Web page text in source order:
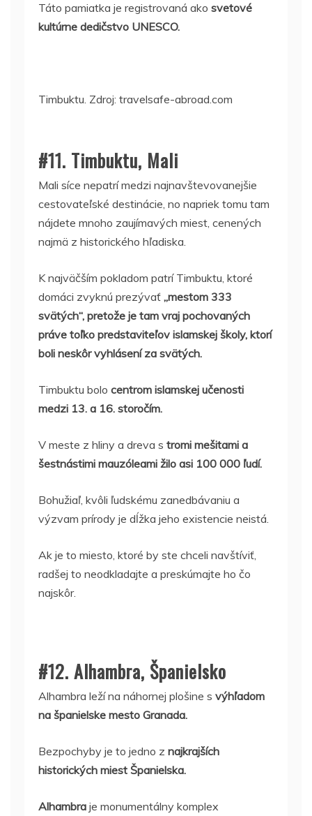
Táto pamiatka je registrovaná ako svetové
kultúrne dedičstvo UNESCO.
Timbuktu. Zdroj: travelsafe-abroad.com
#11. Timbuktu, Mali
Mali síce nepatrí medzi najnavštevovanejšie
cestovateľské destinácie, no napriek tomu tam
nájdete mnoho zaujímavých miest, cenených
najmä z historického hľadiska.
K najväčším pokladom patrí Timbuktu, ktoré
domáci zvyknú prezývať „mestom 333
svätých“, pretože je tam vraj pochovaných
práve toľko predstaviteľov islamskej školy, ktorí
boli neskôr vyhlásení za svätých.
Timbuktu bolo centrom islamskej učenosti
medzi 13. a 16. storočím.
V meste z hliny a dreva s tromi mešitami a
šestnástimi mauzóleami žilo asi 100 000 ľudí.
Bohužiaľ, kvôli ľudskému zanedbávaniu a
výzvam prírody je dĺžka jeho existencie neistá.
Ak je to miesto, ktoré by ste chceli navštíviť,
radšej to neodkladajte a preskúmajte ho čo
najskôr.
#12. Alhambra, Španielsko
Alhambra leží na náhornej plošine s výhľadom
na španielske mesto Granada.
Bezpochyby je to jedno z najkrajších
historických miest Španielska.
Alhambra je monumentálny komplex